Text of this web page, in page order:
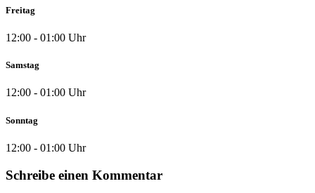
Freitag
12:00 - 01:00 Uhr
Samstag
12:00 - 01:00 Uhr
Sonntag
12:00 - 01:00 Uhr
Schreibe einen Kommentar